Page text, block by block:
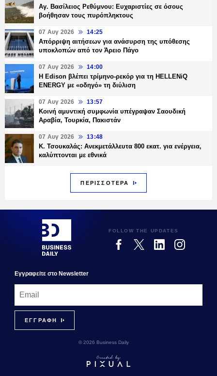
Αγ. Βασίλειος Ρεθύμνου: Ευχαριστίες σε όσους
βοήθησαν τους πυρόπληκτους
07 Αυγ 2026 14:25
Απόρριψη αιτήσεων για ανάσυρση της υπόθεσης
υποκλοπών από τον Άρειο Πάγο
07 Αυγ 2026 14:00
Η Edison βλέπει τρίμηνο-ρεκόρ για τη HELLENiQ
ENERGY με «οδηγό» τη διύλιση
07 Αυγ 2026 13:57
Κοινή αμυντική συμφωνία υπέγραψαν Σαουδική
Αραβία, Τουρκία, Πακιστάν
07 Αυγ 2026 13:48
Κ. Τσουκαλάς: Ανεκμετάλλευτα 800 εκατ. για ενέργεια,
καλύπτονται με εθνικά
ΠΕΡΙΣΣΟΤΕΡΑ
FOLLOW THE UPDATES
Εγγραφεiτε στο Newsletter
© 2026 Business Daily